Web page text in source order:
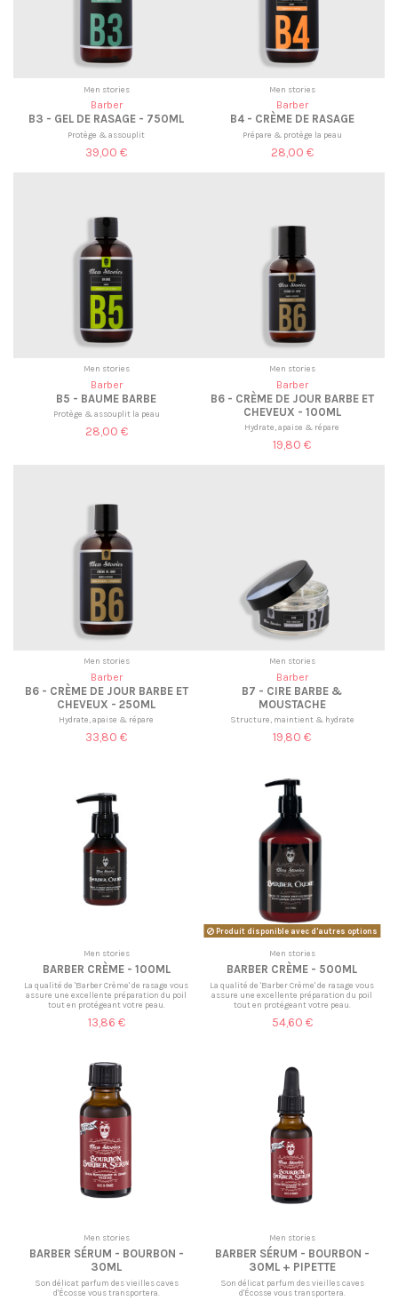
Men stories
Barber
B3 - GEL DE RASAGE - 750ML
Protège & assouplit
39,00 €
Men stories
Barber
B4 - CRÈME DE RASAGE
Prépare & protège la peau
28,00 €
Men stories
Barber
B5 - BAUME BARBE
Protège & assouplit la peau
28,00 €
Men stories
Barber
B6 - CRÈME DE JOUR BARBE ET
CHEVEUX - 100ML
Hydrate, apaise & répare
19,80 €
Men stories
Barber
B6 - CRÈME DE JOUR BARBE ET
CHEVEUX - 250ML
Hydrate, apaise & répare
33,80 €
Men stories
Barber
B7 - CIRE BARBE &
MOUSTACHE
Structure, maintient & hydrate
19,80 €
Men stories
BARBER CRÈME - 100ML
La qualité de 'Barber Crème' de rasage vous
assure une excellente préparation du poil
tout en protégeant votre peau.
13,86 €
Produit disponible avec d'autres options
Men stories
BARBER CRÈME - 500ML
La qualité de 'Barber Crème' de rasage vous
assure une excellente préparation du poil
tout en protégeant votre peau.
54,60 €
Men stories
BARBER SÉRUM - BOURBON -
30ML
Son délicat parfum des vieilles caves
d'Écosse vous transportera.
Men stories
BARBER SÉRUM - BOURBON -
30ML + PIPETTE
Son délicat parfum des vieilles caves
d'Écosse vous transportera.